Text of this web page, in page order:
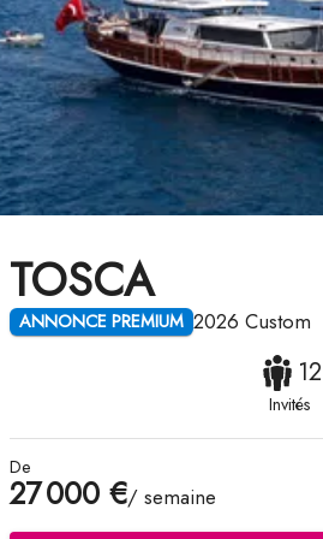
TOSCA
ANNONCE PREMIUM 2026 Custom
12
Invités
De
27 000 €/ semaine